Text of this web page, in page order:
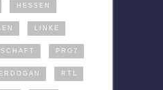
HESSEN
LINKE
PRO7
RTL